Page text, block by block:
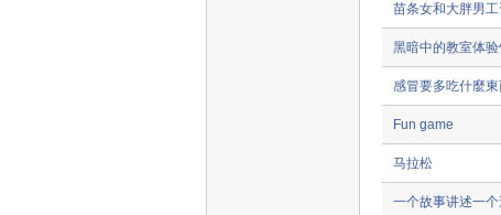
苗条女和大胖男
黑暗中的教室体
感冒要多吃什麼
Fun game
马拉松
一个故事讲述一个